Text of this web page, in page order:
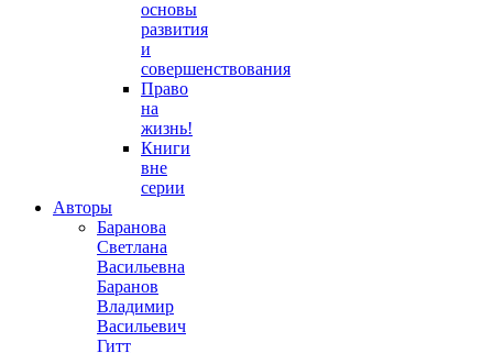
основы
развития
и
совершенствования
Право
на
жизнь!
Книги
вне
серии
Авторы
Баранова
Светлана
Васильевна
Баранов
Владимир
Васильевич
Гитт